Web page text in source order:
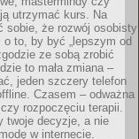
utrzymać kurs. Na
sobie, że rozwój osobisty
to, by być „lepszym od
ze sobą zrobić
to mała zmiana –
jeden szczery telefon
Czasem – odważna
rozpoczęciu terapii.
twoje decyzje, a nie
w internecie.